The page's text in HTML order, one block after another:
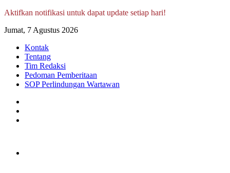
Aktifkan notifikasi untuk dapat update setiap hari!
Jumat, 7 Agustus 2026
Kontak
Tentang
Tim Redaksi
Pedoman Pemberitaan
SOP Perlindungan Wartawan